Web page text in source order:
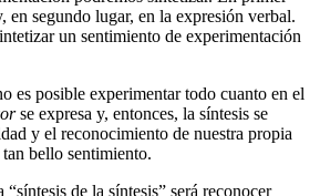
en segundo lugar, en la expresión verbal.
un sentimiento de experimentación
es posible experimentar todo cuanto en el
se expresa y, entonces, la síntesis se
y el reconocimiento de nuestra propia
bello sentimiento.
de la síntesis” será reconocer